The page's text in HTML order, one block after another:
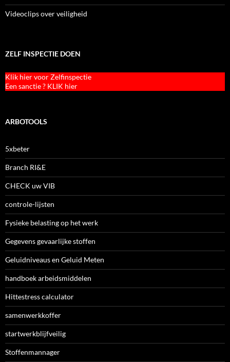
Videoclips over veiligheid
ZELF INSPECTIE DOEN
Klik hier voor Zelfinspectie
Een sanctie ? KLIK hier
ARBOTOOLS
5xbeter
Branch RI&E
CHECK uw VIB
controle-lijsten
Fysieke belasting op het werk
Gegevens gevaarlijke stoffen
Geluidniveaus en Geluid Meten
handboek arbeidsmiddelen
Hittestress calculator
samenwerkkoffer
startwerkblijfveilig
Stoffenmannager